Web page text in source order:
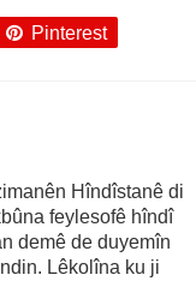
Pinterest
Hîndîstanê di
feylesofê hîndî
demê de duyemîn
Lêkolîna ku ji